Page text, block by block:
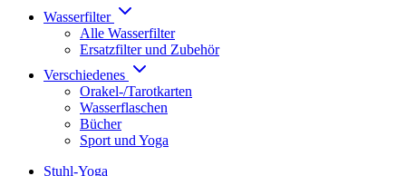
Wasserfilter
Alle Wasserfilter
Ersatzfilter und Zubehör
Verschiedenes
Orakel-/Tarotkarten
Wasserflaschen
Bücher
Sport und Yoga
Stuhl-Yoga